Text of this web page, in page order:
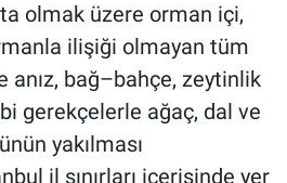
olmak üzere orman içi,
ilişiği olmayan tüm
anız, bağ–bahçe, zeytinlik
gerekçelerle ağaç, dal ve
yakılması
il sınırları içerisinde yer